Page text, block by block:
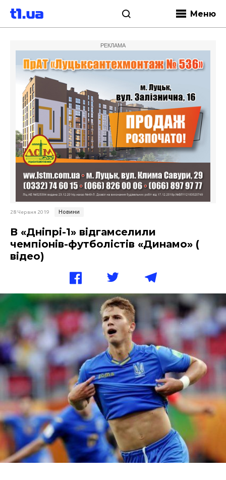
Меню
РЕКЛАМА
28 Червня 2019 Новини
В «Дніпрі-1» відгамселили
чемпіонів-футболістів «Динамо» (
відео)